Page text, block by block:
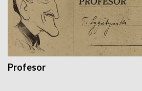
Profesor